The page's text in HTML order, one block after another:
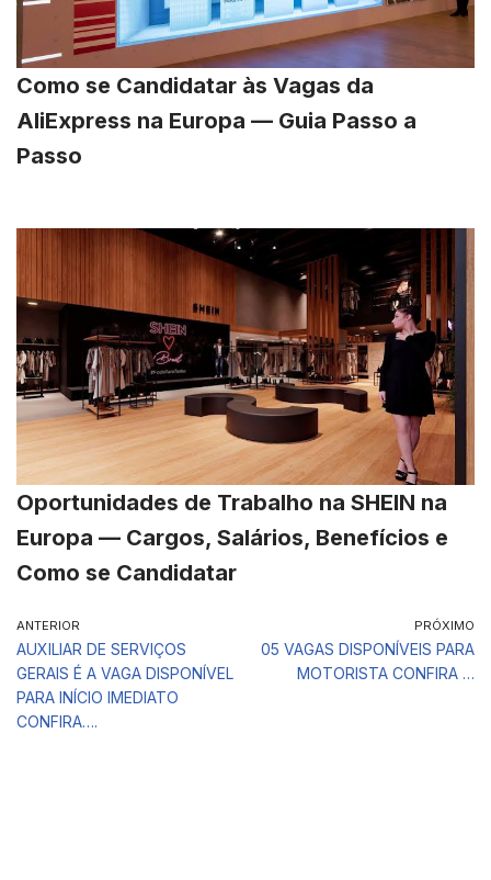
Como se Candidatar às Vagas da
AliExpress na Europa — Guia Passo a
Passo
Oportunidades de Trabalho na SHEIN na
Europa — Cargos, Salários, Benefícios e
Como se Candidatar
ANTERIOR
AUXILIAR DE SERVIÇOS
GERAIS É A VAGA DISPONÍVEL
PARA INÍCIO IMEDIATO
CONFIRA….
PRÓXIMO
05 VAGAS DISPONÍVEIS PARA
MOTORISTA CONFIRA …